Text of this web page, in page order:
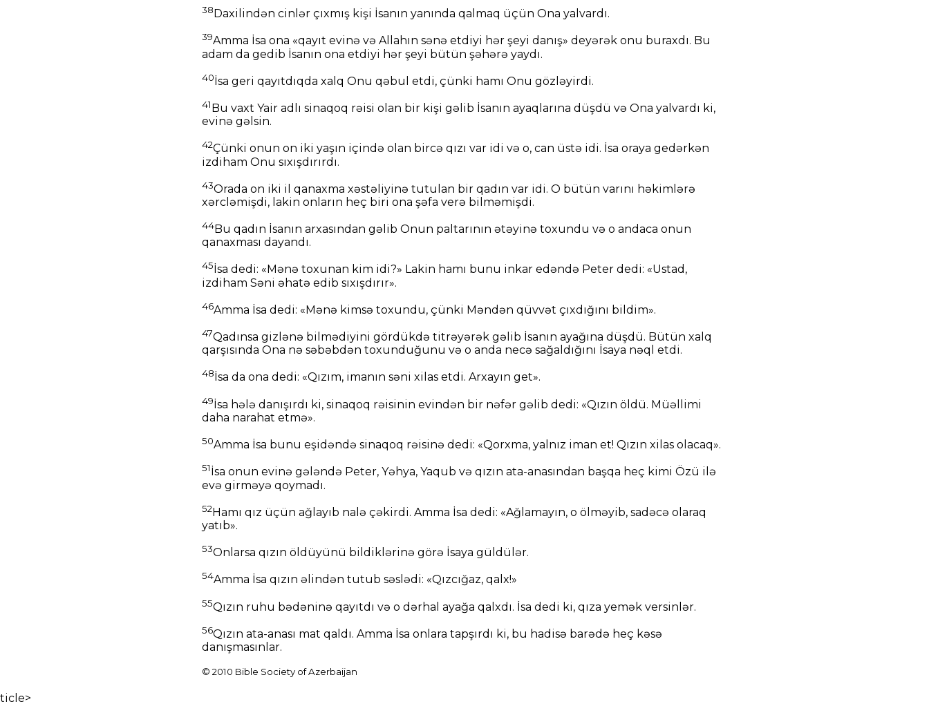
38 Daxilindən cinlər çıxmış kişi İsanın yanında qalmaq üçün Ona yalvardı.
39Amma İsa ona «qayıt evinə və Allahın sənə etdiyi hər şeyi danış» deyərək onu buraxdı. Bu
adam da gedib İsanın ona etdiyi hər şeyi bütün şəhərə yaydı.
40İsa geri qayıtdıqda xalq Onu qəbul etdi, çünki hamı Onu gözləyirdi.
41 Bu vaxt Yair adlı sinaqoq rəisi olan bir kişi gəlib İsanın ayaqlarına düşdü və Ona yalvardı ki,
evinə gəlsin.
42Çünki onun on iki yaşın içində olan bircə qızı var idi və o, can üstə idi. İsa oraya gedərkən
izdiham Onu sıxışdırırdı.
43Orada on iki il qanaxma xəstəliyinə tutulan bir qadın var idi. O bütün varını həkimlərə
xərcləmişdi, lakin onların heç biri ona şəfa verə bilməmişdi.
44Bu qadın İsanın arxasından gəlib Onun paltarının ətəyinə toxundu və o andaca onun
qanaxması dayandı.
45İsa dedi: «Mənə toxunan kim idi?» Lakin hamı bunu inkar edəndə Peter dedi: «Ustad,
izdiham Səni əhatə edib sıxışdırır».
46Amma İsa dedi: «Mənə kimsə toxundu, çünki Məndən qüvvət çıxdığını bildim».
47Qadınsa gizlənə bilmədiyini gördükdə titrəyərək gəlib İsanın ayağına düşdü. Bütün xalq
qarşısında Ona nə səbəbdən toxunduğunu və o anda necə sağaldığını İsaya nəql etdi.
48İsa da ona dedi: «Qızım, imanın səni xilas etdi. Arxayın get».
49İsa hələ danışırdı ki, sinaqoq rəisinin evindən bir nəfər gəlib dedi: «Qızın öldü. Müəllimi
daha narahat etmə».
50Amma İsa bunu eşidəndə sinaqoq rəisinə dedi: «Qorxma, yalnız iman et! Qızın xilas olacaq».
51İsa onun evinə gələndə Peter, Yəhya, Yaqub və qızın ata-anasından başqa heç kimi Özü ilə
evə girməyə qoymadı.
52Hamı qız üçün ağlayıb nalə çəkirdi. Amma İsa dedi: «Ağlamayın, o ölməyib, sadəcə olaraq
yatıb».
53Onlarsa qızın öldüyünü bildiklərinə görə İsaya güldülər.
54Amma İsa qızın əlindən tutub səslədi: «Qızcığaz, qalx!»
55Qızın ruhu bədəninə qayıtdı və o dərhal ayağa qalxdı. İsa dedi ki, qıza yemək versinlər.
56Qızın ata-anası mat qaldı. Amma İsa onlara tapşırdı ki, bu hadisə barədə heç kəsə
danışmasınlar.
© 2010 Bible Society of Azerbaijan
ticle>